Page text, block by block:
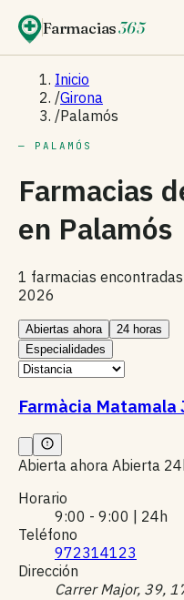
Farmacias365
Inicio
/Girona
/Palamós
— PALAMÓS
Farmacias
en Palamós
1 farmacias encontradas
2026
Abiertas ahora
24 horas
Especialidades
Farmàcia Matamala
Abierta ahora Abierta
Horario
9:00 - 9:00 | 24h
Teléfono
972314123
Dirección
Carrer Major, 39,